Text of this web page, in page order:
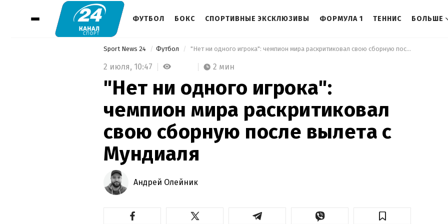
ФУТБОЛ БОКС СПОРТИВНЫЕ ЭКСКЛЮЗИВЫ ФОРМУЛА 1 ТЕННИС БОЛЬШЕ
Sport News 24 Футбол "Нет ни одного игрока": чемпион мира раскритиковал свою сборную после вылета с Мундиаля
2 июля, 10:47 2 мин
"Нет ни одного игрока":
чемпион мира раскритиковал
свою сборную после вылета с
Мундиаля
Андрей Олейник